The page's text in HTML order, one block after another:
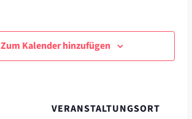
Zum Kalender hinzufügen
VERANSTALTUNGSORT